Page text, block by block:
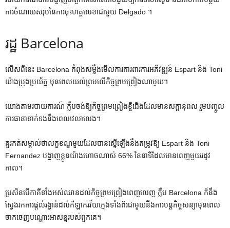
ការចំណាយសរុបនៃការចុះហត្ថលេខាជាមួយ Delgado ។
រដ្ឋ Barcelona
លើសពីនេះ Barcelona កំពុងសម្លឹងមើលការការពារការអភិវឌ្ឍន៍ Espart និង Toni
យ៉ាងប្រុងប្រយ័ត្ន មុនពេលយល់ព្រមលើកិច្ចព្រមព្រៀងណាមួយ។
យោងតាមរបាយការណ៍ ក្លឹបចង់ឱ្យកិច្ចព្រមព្រៀងខ្ចីជើងដែលមានសក្តានុពល រួមបញ្ចូល
ការធានាទាក់ទងនឹងពេលវេលាលេង។
គួរកត់សម្គាល់ថាលក្ខខណ្ឌមួយដែលបានស្នើឡើងនឹងតម្រូវឱ្យ Espart និង Toni
Fernandez បង្ហាញខ្លួនយ៉ាងហោចណាស់ 66% នៃនាទីដែលមានពេញមួយរដូវ
កាល។
ប្រសិនបើភាគីទាំងអស់ឈានដល់កិច្ចព្រមព្រៀងពេញលេញ ក្លឹប Barcelona ក៏នឹង
ស្វែងរកការផ្តល់រង្វាន់ដល់កីឡាករវ័យក្មេងទាំងពីរជាមួយនឹងការបន្តកិច្ចសន្យាមុនពេល
ចាកចេញបណ្តោះអាសន្នរបស់ពួកគេ។